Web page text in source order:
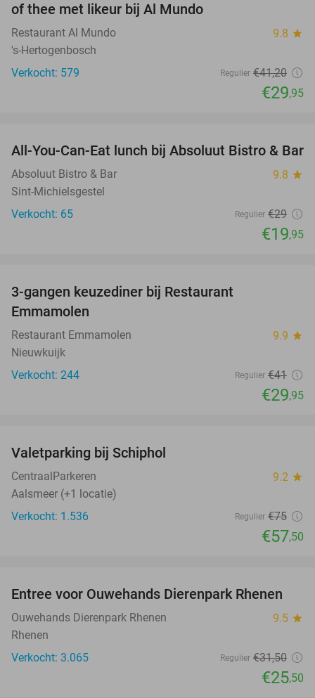
of thee met likeur bij Al Mundo
Restaurant Al Mundo 9.8 star
's-Hertogenbosch
Verkocht: 579
Regulier €41,20
€29,95
31%
All-You-Can-Eat lunch bij Absoluut Bistro & Bar
Absoluut Bistro & Bar 9.8 star
Sint-Michielsgestel
Verkocht: 65
Regulier €29
€19,95
3-gangen keuzediner bij Restaurant
Emmamolen
Restaurant Emmamolen 9.9 star
Nieuwkuijk
Verkocht: 244
Regulier €41
€29,95
Valetparking bij Schiphol
CentraalParkeren 9.2 star
Aalsmeer (+1 locatie)
Verkocht: 1.536
Regulier €75
€57,50
19%
Entree voor Ouwehands Dierenpark Rhenen
Ouwehands Dierenpark Rhenen 9.5 star
Rhenen
Verkocht: 3.065
Regulier €31,50
€25,50